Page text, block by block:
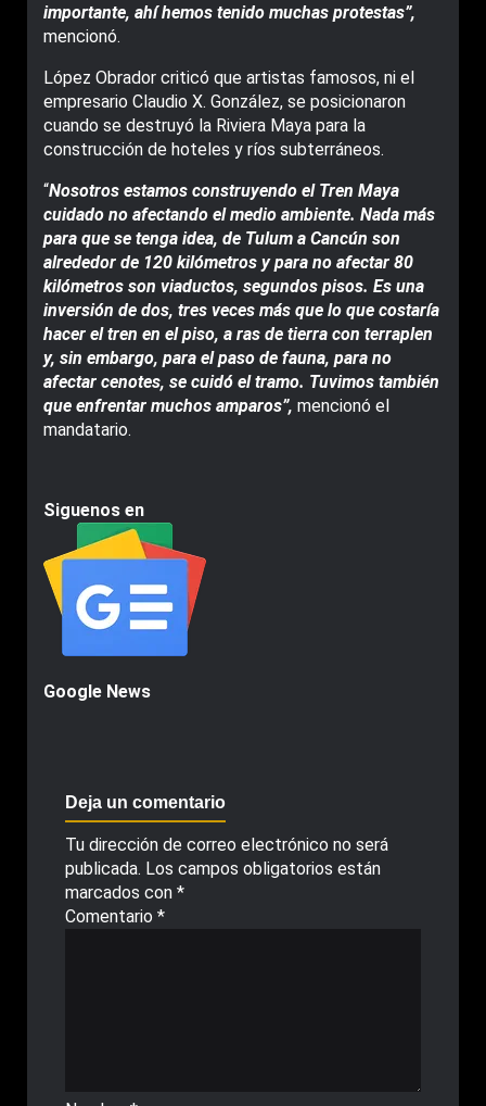
importante, ahí hemos tenido muchas protestas”,
mencionó.
López Obrador criticó que artistas famosos, ni el
empresario Claudio X. González, se posicionaron
cuando se destruyó la Riviera Maya para la
construcción de hoteles y ríos subterráneos.
“Nosotros estamos construyendo el Tren Maya
cuidado no afectando el medio ambiente. Nada más
para que se tenga idea, de Tulum a Cancún son
alrededor de 120 kilómetros y para no afectar 80
kilómetros son viaductos, segundos pisos. Es una
inversión de dos, tres veces más que lo que costaría
hacer el tren en el piso, a ras de tierra con terraplen
y, sin embargo, para el paso de fauna, para no
afectar cenotes, se cuidó el tramo. Tuvimos también
que enfrentar muchos amparos”, mencionó el
mandatario.
Siguenos en
Google News
Deja un comentario
Tu dirección de correo electrónico no será
publicada. Los campos obligatorios están
marcados con *
Comentario *